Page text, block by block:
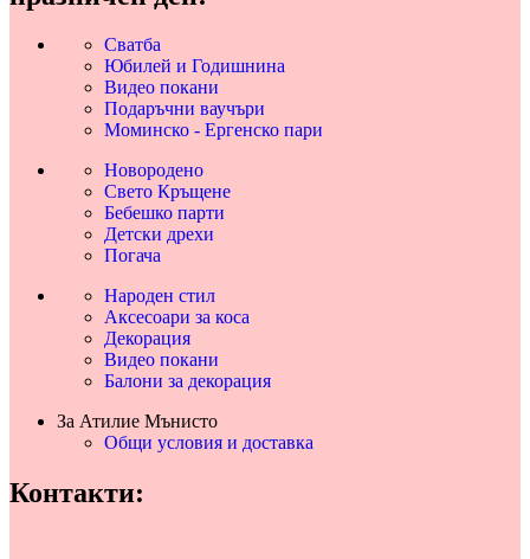
Сватба
Юбилей и Годишнина
Видео покани
Подаръчни ваучъри
Моминско - Ергенско пари
Новородено
Свето Кръщене
Бебешко парти
Детски дрехи
Погача
Народен стил
Аксесоари за коса
Декорация
Видео покани
Балони за декорация
За Атилие Мънисто
Общи условия и доставка
Контакти: